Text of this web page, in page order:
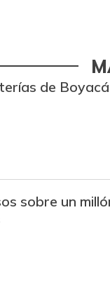
de
sobre un